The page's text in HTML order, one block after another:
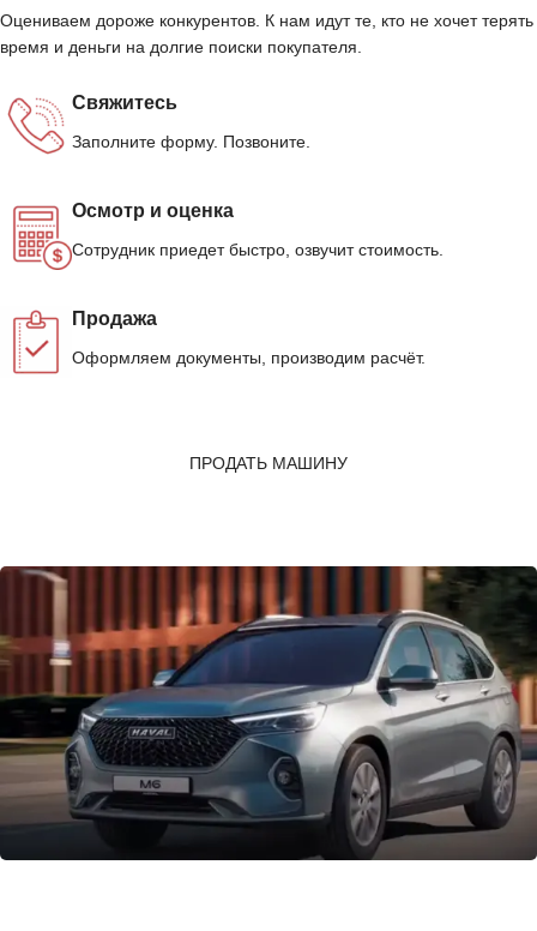
Оцениваем дороже конкурентов. К нам идут те, кто не хочет терять
время и деньги на долгие поиски покупателя.
Свяжитесь
Заполните форму. Позвоните.
Осмотр и оценка
Сотрудник приедет быстро, озвучит стоимость.
Продажа
Оформляем документы, производим расчёт.
ПРОДАТЬ МАШИНУ